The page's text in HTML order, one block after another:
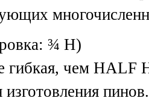
¾ H)
гибкая, чем HALF
изготовления пинов.